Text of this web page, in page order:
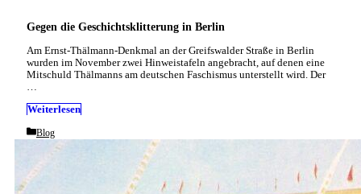
Gegen die Geschichtsklitterung in Berlin
Am Ernst-Thälmann-Denkmal an der Greifswalder Straße in Berlin
wurden im November zwei Hinweistafeln angebracht, auf denen eine
Mitschuld Thälmanns am deutschen Faschismus unterstellt wird. Der
…
Weiterlesen
Categories
Blog